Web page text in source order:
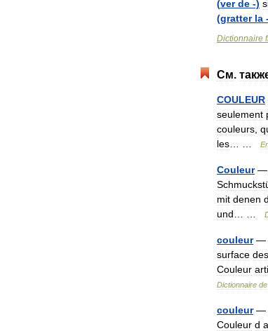
(ver de -)
(gratter la
Dictionnaire
См.
COULEUR
seulement
couleurs
les
Couleur—
mit denen
und
couleur—
surface des
Couleur
Dictionnaire de
couleur—
Couleur d